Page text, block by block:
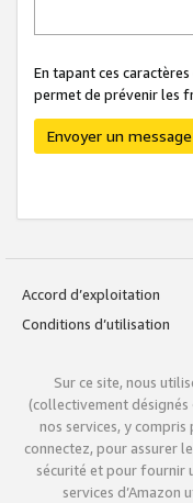
En tapant ces
permet de prévenir les
Envoyer un
Accord d’exploitation
Conditions d’utilisation
Sur ce site, nous
(collectivement
nos services, y
connectez, pour assurer
sécurité et pour fournir
services d’Amazon